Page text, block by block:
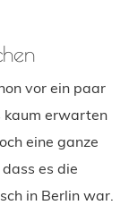
vor ein paar
kaum erwarten
eine ganze
es die
in Berlin war.